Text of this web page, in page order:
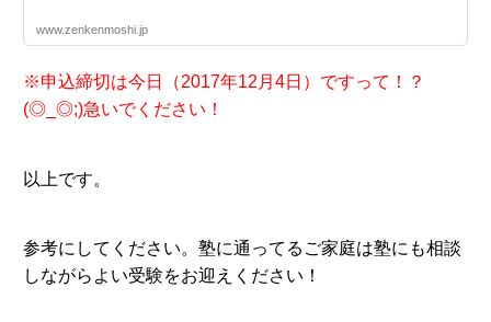
www.zenkenmoshi.jp
※申込締切は今日（2017年12月4日）ですって！？
(◎_◎;)急いでください！
以上です。
参考にしてください。塾に通ってるご家庭は塾にも相談
しながらよい受験をお迎えください！